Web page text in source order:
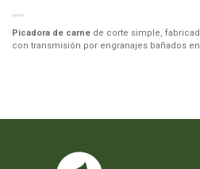
Picadora de carne de corte simple,
con transmisión por engranajes bañados